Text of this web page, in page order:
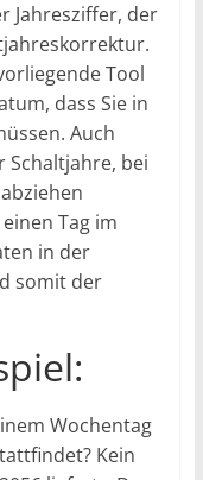
Jahresziffer, der
Tool
dass Sie in
Auch
Schaltjahre, bei
Tag im
in der
somit der
Wochentag
Kein